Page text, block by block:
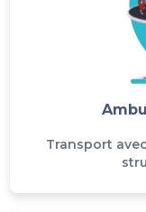
Transport